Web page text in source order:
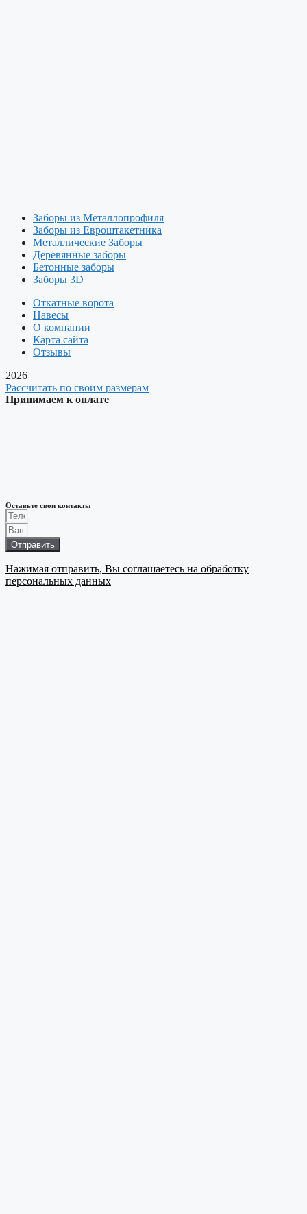
Заборы из Металлопрофиля
Заборы из Евроштакетника
Металлические Заборы
Деревянные заборы
Бетонные заборы
Заборы 3D
Откатные ворота
Навесы
О компании
Карта сайта
Отзывы
2026
Рассчитать по своим размерам
Принимаем к оплате
Оставьте свои контакты
Отправить
Нажимая отправить, Вы соглашаетесь на обработку
персональных данных